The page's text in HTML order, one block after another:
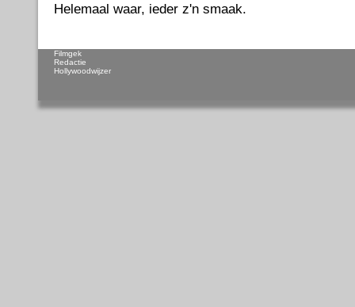
Helemaal waar, ieder z'n smaak.
Filmgek
Redactie
Hollywoodwijzer